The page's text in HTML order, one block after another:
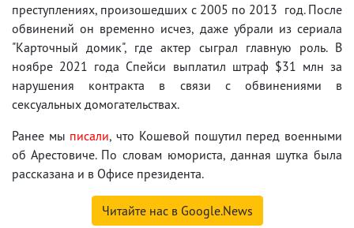
преступлениях, произошедших с 2005 по 2013 год. После
обвинений он временно исчез, даже убрали из сериала
"Карточный домик", где актер сыграл главную роль. В
ноябре 2021 года Спейси выплатил штраф $31 млн за
нарушения контракта в связи с обвинениями в
сексуальных домогательствах.
Ранее мы писали, что Кошевой пошутил перед военными
об Арестовиче. По словам юмориста, данная шутка была
рассказана и в Офисе президента.
Читайте нас в Google.News